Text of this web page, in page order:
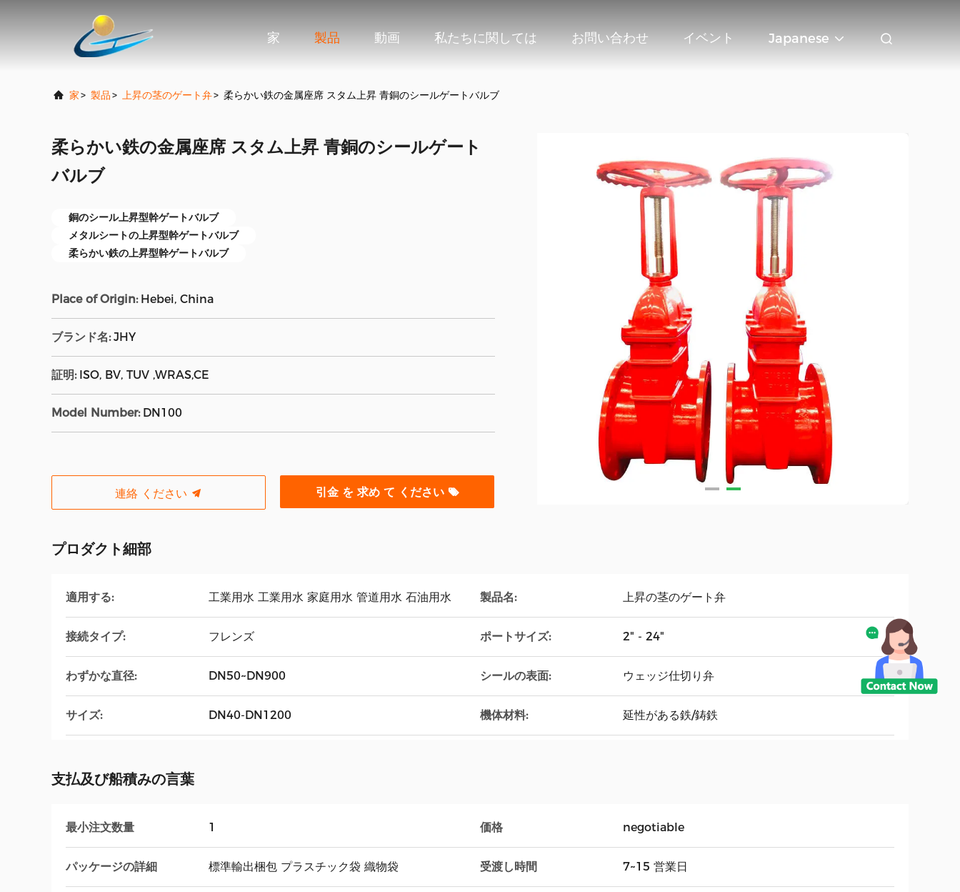
家 製品 動画 私たちに関しては お問い合わせ イベント Japanese
家> 製品> 上昇の茎のゲート弁> 柔らかい鉄の金属座席 スタム上昇 青銅のシールゲートバルブ
柔らかい鉄の金属座席 スタム上昇 青銅のシールゲート
バルブ
銅のシール上昇型幹ゲートバルブ
メタルシートの上昇型幹ゲートバルブ
柔らかい鉄の上昇型幹ゲートバルブ
Place of Origin: Hebei, China
ブランド名: JHY
証明: ISO, BV, TUV ,WRAS,CE
Model Number: DN100
連絡 ください 引金 を 求め て ください
プロダクト細部
適用する: 工業用水 工業用水 家庭用水 管道用水 石油用水 製品名: 上昇の茎のゲート弁
接続タイプ: フレンズ ポートサイズ: 2" - 24"
わずかな直径: DN50~DN900 シールの表面: ウェッジ仕切り弁
サイズ: DN40-DN1200 機体材料: 延性がある鉄/鋳鉄
支払及び船積みの言葉
最小注文数量 1 価格 negotiable
パッケージの詳細 標準輸出梱包 プラスチック袋 織物袋 受渡し時間 7~15 営業日